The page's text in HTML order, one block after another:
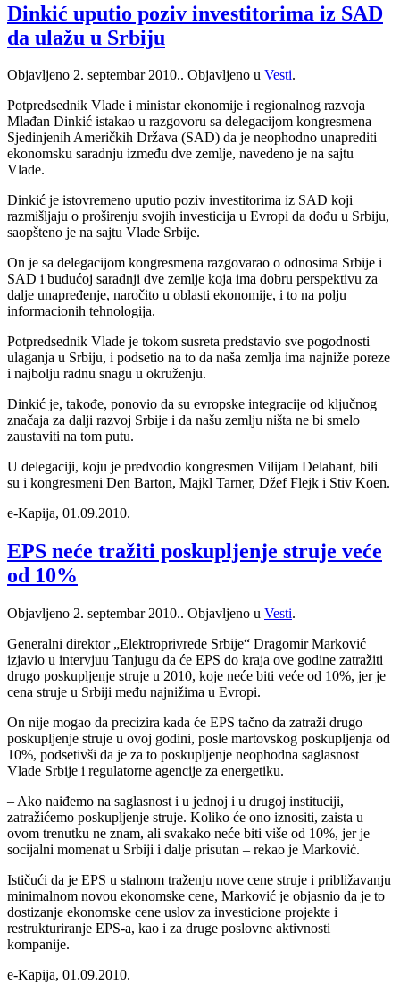
Dinkić uputio poziv investitorima iz SAD
da ulažu u Srbiju
Objavljeno 2. septembar 2010.. Objavljeno u Vesti.
Potpredsednik Vlade i ministar ekonomije i regionalnog razvoja
Mlađan Dinkić istakao u razgovoru sa delegacijom kongresmena
Sjedinjenih Američkih Država (SAD) da je neophodno unaprediti
ekonomsku saradnju između dve zemlje, navedeno je na sajtu
Vlade.
Dinkić je istovremeno uputio poziv investitorima iz SAD koji
razmišljaju o proširenju svojih investicija u Evropi da dođu u Srbiju,
saopšteno je na sajtu Vlade Srbije.
On je sa delegacijom kongresmena razgovarao o odnosima Srbije i
SAD i budućoj saradnji dve zemlje koja ima dobru perspektivu za
dalje unapređenje, naročito u oblasti ekonomije, i to na polju
informacionih tehnologija.
Potpredsednik Vlade je tokom susreta predstavio sve pogodnosti
ulaganja u Srbiju, i podsetio na to da naša zemlja ima najniže poreze
i najbolju radnu snagu u okruženju.
Dinkić je, takođe, ponovio da su evropske integracije od ključnog
značaja za dalji razvoj Srbije i da našu zemlju ništa ne bi smelo
zaustaviti na tom putu.
U delegaciji, koju je predvodio kongresmen Vilijam Delahant, bili
su i kongresmeni Den Barton, Majkl Tarner, Džef Flejk i Stiv Koen.
e-Kapija, 01.09.2010.
EPS neće tražiti poskupljenje struje veće
od 10%
Objavljeno 2. septembar 2010.. Objavljeno u Vesti.
Generalni direktor „Elektroprivrede Srbije“ Dragomir Marković
izjavio u intervjuu Tanjugu da će EPS do kraja ove godine zatražiti
drugo poskupljenje struje u 2010, koje neće biti veće od 10%, jer je
cena struje u Srbiji među najnižima u Evropi.
On nije mogao da precizira kada će EPS tačno da zatraži drugo
poskupljenje struje u ovoj godini, posle martovskog poskupljenja od
10%, podsetivši da je za to poskupljenje neophodna saglasnost
Vlade Srbije i regulatorne agencije za energetiku.
– Ako naiđemo na saglasnost i u jednoj i u drugoj instituciji,
zatražićemo poskupljenje struje. Koliko će ono iznositi, zaista u
ovom trenutku ne znam, ali svakako neće biti više od 10%, jer je
socijalni momenat u Srbiji i dalje prisutan – rekao je Marković.
Ističući da je EPS u stalnom traženju nove cene struje i približavanju
minimalnom novou ekonomske cene, Marković je objasnio da je to
dostizanje ekonomske cene uslov za investicione projekte i
restrukturiranje EPS-a, kao i za druge poslovne aktivnosti
kompanije.
e-Kapija, 01.09.2010.